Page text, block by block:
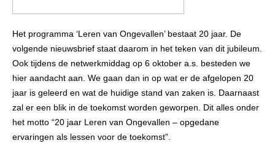
Het programma ‘Leren van Ongevallen’ bestaat 20 jaar. De
volgende nieuwsbrief staat daarom in het teken van dit jubileum.
Ook tijdens de netwerkmiddag op 6 oktober a.s. besteden we
hier aandacht aan. We gaan dan in op wat er de afgelopen 20
jaar is geleerd en wat de huidige stand van zaken is. Daarnaast
zal er een blik in de toekomst worden geworpen. Dit alles onder
het motto “20 jaar Leren van Ongevallen – opgedane
ervaringen als lessen voor de toekomst”.